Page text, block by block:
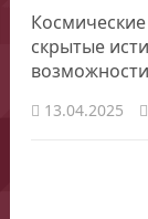
скрытые
возможности
13.04.2025